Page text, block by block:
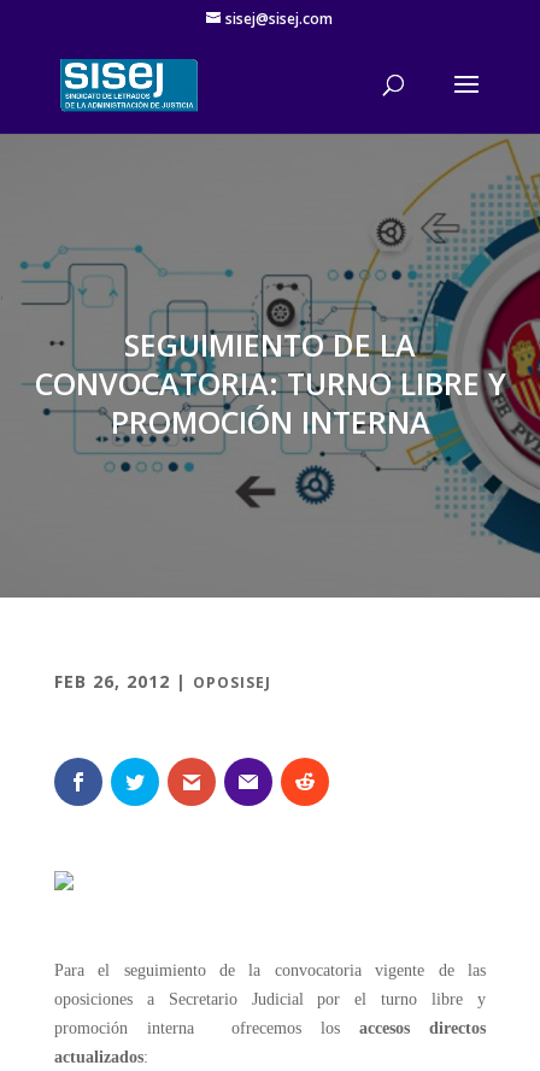
sisej@sisej.com
'
SEGUIMIENTO DE LA
CONVOCATORIA: TURNO LIBRE Y
PROMOCIÓN INTERNA
FEB 26, 2012 | OPOSISEJ
Para el seguimiento de la convocatoria vigente de las
oposiciones a Secretario Judicial por el turno libre y
promoción interna ofrecemos losaccesos directos
actualizados: